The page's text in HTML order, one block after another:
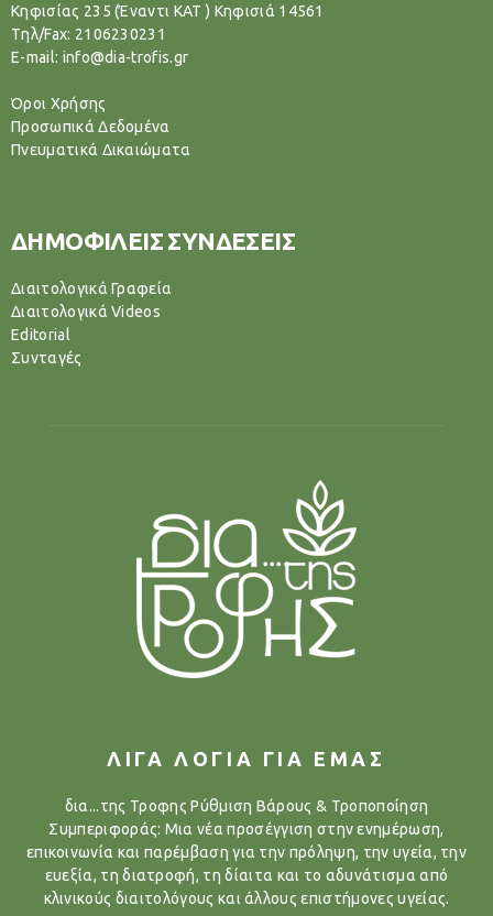
Κηφισίας 235 (Έναντι ΚΑΤ ) Κηφισιά 14561
Tηλ/Fax: 2106230231
E-mail: info@dia-trofis.gr
Όροι Χρήσης
Προσωπικά Δεδομένα
Πνευματικά Δικαιώματα
ΔΗΜΟΦΙΛΕΙΣ ΣΥΝΔΕΣΕΙΣ
Διαιτολογικά Γραφεία
Διαιτολογικά Videos
Editorial
Συνταγές
ΛΙΓΑ ΛΟΓΙΑ ΓΙΑ ΕΜΑΣ
δια...της Τροφης Ρύθμιση Βάρους & Τροποποίηση
Συμπεριφοράς: Μια νέα προσέγγιση στην ενημέρωση,
επικοινωνία και παρέμβαση για την πρόληψη, την υγεία, την
ευεξία, τη διατροφή, τη δίαιτα και το αδυνάτισμα από
κλινικούς διαιτολόγους και άλλους επιστήμονες υγείας.